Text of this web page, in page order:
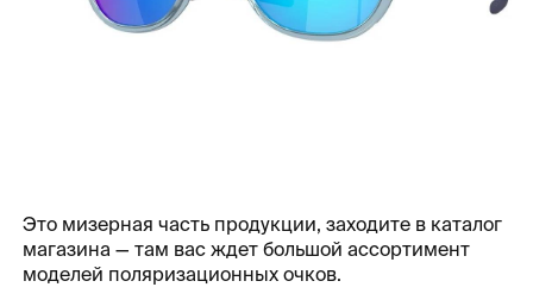
Это мизерная часть продукции, заходите в каталог
магазина — там вас ждет большой ассортимент
моделей поляризационных очков.